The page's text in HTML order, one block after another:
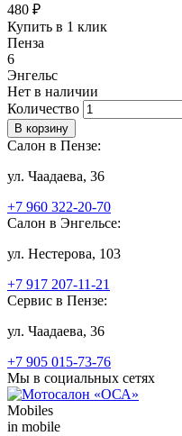
480 ₽
Купить в 1 клик
Пенза
6
Энгельс
Нет в наличии
Количество
Салон в Пензе:
ул. Чаадаева, 36
+7 960 322-20-70
Салон в Энгельсе:
ул. Нестерова, 103
+7 917 207-11-21
Сервис в Пензе:
ул. Чаадаева, 36
+7 905 015-73-76
Мы в социальных сетях
Mobiles
in mobile